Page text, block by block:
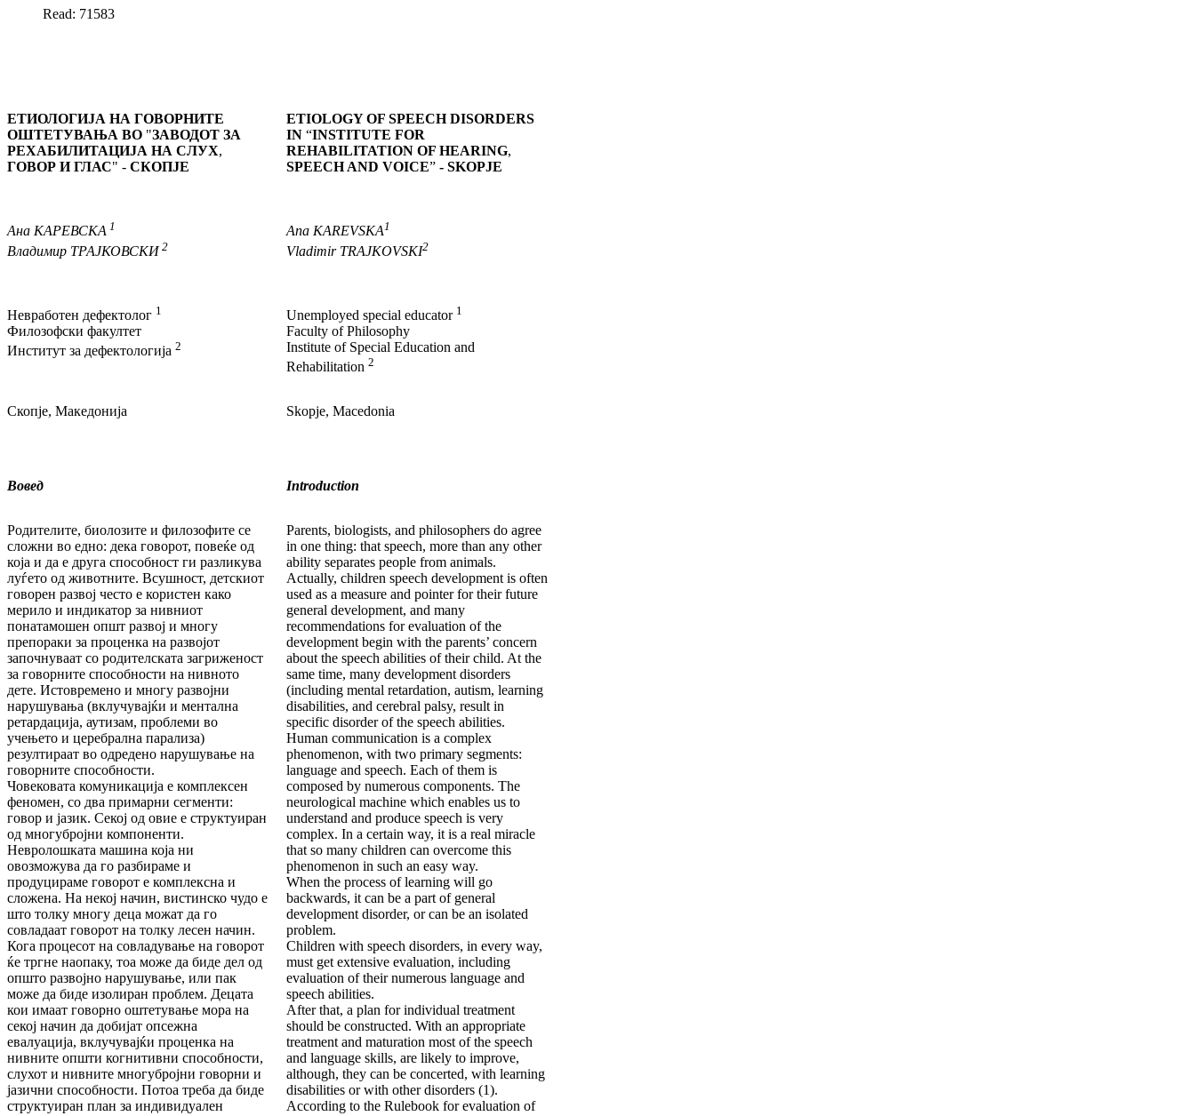
Read: 71583
ЕТИОЛОГИЈА НА ГОВОРНИТЕ
ОШТЕТУВАЊА ВО "ЗАВОДОТ ЗА
РЕХАБИЛИТАЦИЈА НА СЛУХ,
ГОВОР И ГЛАС" - СКОПЈЕ
Ана КАРЕВСКА 1
Владимир ТРАЈКОВСКИ2
Невработен дефектолог 1
Филозофски факултет
Институт за дефектологија 2
ETIOLOGY OF SPEECH DISORDERS
IN “INSTITUTE FOR
REHABILITATION OF HEARING,
SPEECH AND VOICE” - SKOPJE
Ana KAREVSKA1
Vladimir TRAJKOVSKI2
Unemployed special educator 1
Faculty of Philosophy
Institute of Special Education and
Rehabilitation 2
Скопје, Македонија Skopje, Macedonia
Вовед Introduction
Родителите, биолозите и филозофите се
сложни во едно: дека говорот, повеќе од
која и да е друга способност ги разликува
луѓето од животните. Всушност, детскиот
говорен развој често е користен како
мерило и индикатор за нивниот
понатамошен општ развој и многу
препораки за проценка на развојот
започнуваат со родителската загриженост
за говорните способности на нивното
дете. Истовремено и многу развојни
нарушувања (вклучувајќи и ментална
ретардација, аутизам, проблеми во
учењето и церебрална парализа)
резултираат во одредено нарушување на
говорните способности.
Човековата комуникација е комплексен
феномен, со два примарни сегменти:
говор и јазик. Секој од овие е структуиран
од многубројни компоненти.
Невролошката машина која ни
овозможува да го разбираме и
продуцираме говорот е комплексна и
сложена. На некој начин, вистинско чудо е
што толку многу деца можат да го
совладаат говорот на толку лесен начин.
Кога процесот на совладување на говорот
ќе тргне наопаку, тоа може да биде дел од
општо развојно нарушување, или пак
може да биде изолиран проблем. Децата
кои имаат говорно оштетување мора на
секој начин да добијат опсежна
евалуација, вклучувајќи проценка на
нивните општи когнитивни способности,
слухот и нивните многубројни говорни и
јазични способности. Потоа треба да биде
структуиран план за индивидуален
Parents, biologists, and philosophers do agree
in one thing: that speech, more than any other
ability separates people from animals.
Actually, children speech development is often
used as a measure and pointer for their future
general development, and many
recommendations for evaluation of the
development begin with the parents’ concern
about the speech abilities of their child. At the
same time, many development disorders
(including mental retardation, autism, learning
disabilities, and cerebral palsy, result in
specific disorder of the speech abilities.
Human communication is a complex
phenomenon, with two primary segments:
language and speech. Each of them is
composed by numerous components. The
neurological machine which enables us to
understand and produce speech is very
complex. In a certain way, it is a real miracle
that so many children can overcome this
phenomenon in such an easy way.
When the process of learning will go
backwards, it can be a part of general
development disorder, or can be an isolated
problem.
Children with speech disorders, in every way,
must get extensive evaluation, including
evaluation of their numerous language and
speech abilities.
After that, a plan for individual treatment
should be constructed. With an appropriate
treatment and maturation most of the speech
and language skills, are likely to improve,
although, they can be concerted, with learning
disabilities or with other disorders (1).
According to the Rulebook for evaluation of